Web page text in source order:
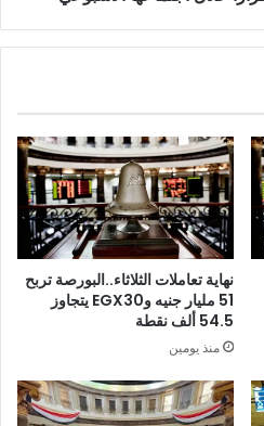
نهاية تعاملات الثلاثاء..البورصة تربح
51 مليار جنيه وEGX30 يتجاوز
54.5 ألف نقطة
منذ يومين